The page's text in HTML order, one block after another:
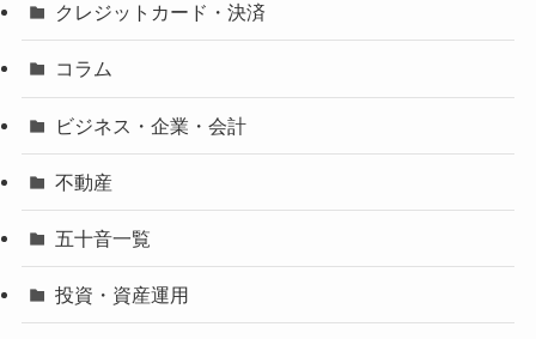
クレジットカード・決済
コラム
ビジネス・企業・会計
不動産
五十音一覧
投資・資産運用